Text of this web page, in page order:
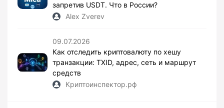
запретив USDT. Что в России?
Alex Zverev
09.07.2026
Как отследить криптовалюту по хешу
транзакции: TXID, адрес, сеть и маршрут
средств
Криптоинспектор.рф